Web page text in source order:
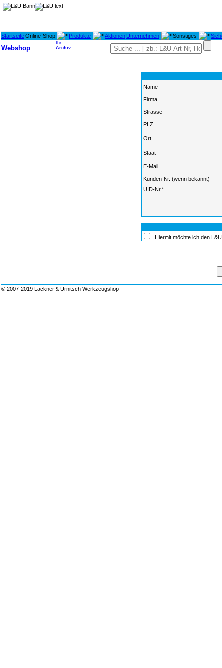
StartseiteOnline-Shop Produkte AktionenUnternehmen Sonstiges
Webshop
Ihr
Archiv ...
Name
Firma
Strasse
PLZ
Ort
Staat
E-Mail
Kunden-Nr. (wenn bekannt)
UID-Nr.*
Hiermit möchte ich den
© 2007-2019 Lackner & Urnitsch Werkzeugshop